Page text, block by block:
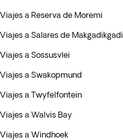
Viajes a Reserva de Moremi
Viajes a Salares de Makgadikgadi
Viajes a Sossusvlei
Viajes a Swakopmund
Viajes a Twyfelfontein
Viajes a Walvis Bay
Viajes a Windhoek